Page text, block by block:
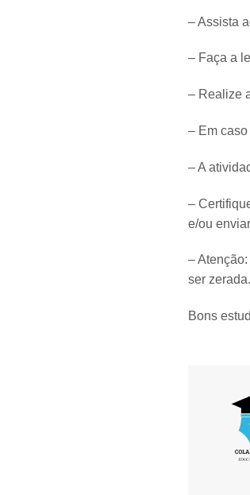
– Assista
– Faça a
– Realize
– Em
– A
–
e/ou
–
ser zerada.
Bons